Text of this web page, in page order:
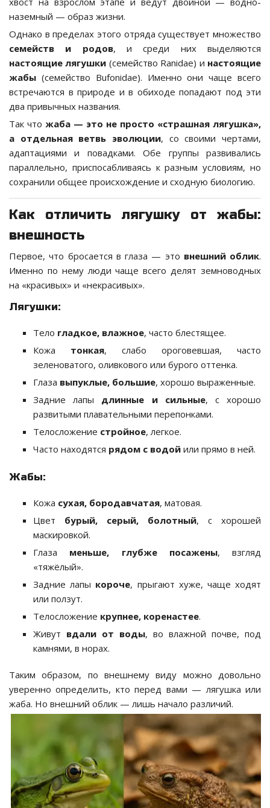
наземный — образ жизни.
Однако в пределах этого отряда существует множество
семейств и родов, и среди них выделяются
настоящие лягушки (семейство Ranidae) и настоящие
жабы (семейство Bufonidae). Именно они чаще всего
встречаются в природе и в обиходе попадают под эти
два привычных названия.
Так что жаба — это не просто «страшная лягушка»,
а отдельная ветвь эволюции, со своими чертами,
адаптациями и повадками. Обе группы развивались
параллельно, приспосабливаясь к разным условиям, но
сохранили общее происхождение и сходную биологию.
Как отличить лягушку от жабы:
внешность
Первое, что бросается в глаза — это внешний облик.
Именно по нему люди чаще всего делят земноводных
на «красивых» и «некрасивых».
Лягушки:
Тело гладкое, влажное, часто блестящее.
Кожа тонкая, слабо ороговевшая, часто
зеленоватого, оливкового или бурого оттенка.
Глаза выпуклые, большие, хорошо выраженные.
Задние лапы длинные и сильные, с хорошо
развитыми плавательными перепонками.
Телосложение стройное, легкое.
Часто находятся рядом с водой или прямо в ней.
Жабы:
Кожа сухая, бородавчатая, матовая.
Цвет бурый, серый, болотный, с хорошей
маскировкой.
Глаза меньше, глубже посажены, взгляд
«тяжёлый».
Задние лапы короче, прыгают хуже, чаще ходят
или ползут.
Телосложение крупнее, коренастее.
Живут вдали от воды, во влажной почве, под
камнями, в норах.
Таким образом, по внешнему виду можно довольно
уверенно определить, кто перед вами — лягушка или
жаба. Но внешний облик — лишь начало различий.